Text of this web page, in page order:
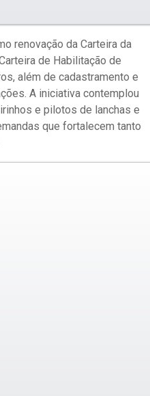
renovação da Carteira da
de Habilitação de
além de cadastramento e
A iniciativa contemplou
e pilotos de lanchas e
que fortalecem tanto